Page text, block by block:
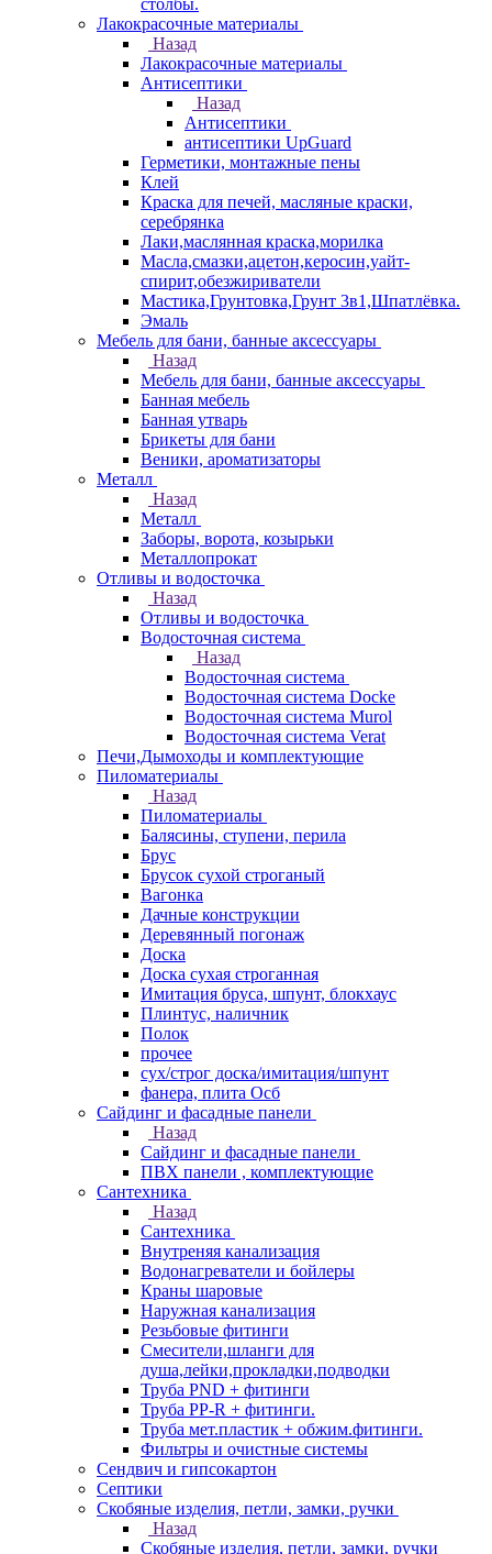
столбы.
Лакокрасочные материалы
Назад
Лакокрасочные материалы
Антисептики
Назад
Антисептики
антисептики UpGuard
Герметики, монтажные пены
Клей
Краска для печей, масляные краски,
серебрянка
Лаки,маслянная краска,морилка
Масла,смазки,ацетон,керосин,уайт-
спирит,обезжириватели
Мастика,Грунтовка,Грунт 3в1,Шпатлёвка.
Эмаль
Мебель для бани, банные аксессуары
Назад
Мебель для бани, банные аксессуары
Банная мебель
Банная утварь
Брикеты для бани
Веники, ароматизаторы
Металл
Назад
Металл
Заборы, ворота, козырьки
Металлопрокат
Отливы и водосточка
Назад
Отливы и водосточка
Водосточная система
Назад
Водосточная система
Водосточная система Docke
Водосточная система Murol
Водосточная система Verat
Печи,Дымоходы и комплектующие
Пиломатериалы
Назад
Пиломатериалы
Балясины, ступени, перила
Брус
Брусок сухой строганый
Вагонка
Дачные конструкции
Деревянный погонаж
Доска
Доска сухая строганная
Имитация бруса, шпунт, блокхаус
Плинтус, наличник
Полок
прочее
сух/строг доска/имитация/шпунт
фанера, плита Осб
Сайдинг и фасадные панели
Назад
Сайдинг и фасадные панели
ПВХ панели , комплектующие
Сантехника
Назад
Сантехника
Внутреняя канализация
Водонагреватели и бойлеры
Краны шаровые
Наружная канализация
Резьбовые фитинги
Смесители,шланги для
душа,лейки,прокладки,подводки
Труба PND + фитинги
Труба PP-R + фитинги.
Труба мет.пластик + обжим.фитинги.
Фильтры и очистные системы
Сендвич и гипсокартон
Септики
Скобяные изделия, петли, замки, ручки
Назад
Скобяные изделия, петли, замки, ручки